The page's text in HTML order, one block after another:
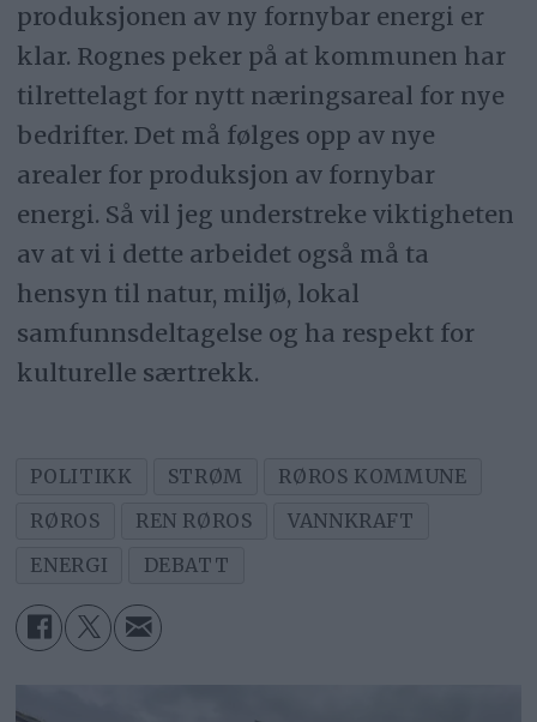
produksjonen av ny fornybar energi er
klar. Rognes peker på at kommunen har
tilrettelagt for nytt næringsareal for nye
bedrifter. Det må følges opp av nye
arealer for produksjon av fornybar
energi. Så vil jeg understreke viktigheten
av at vi i dette arbeidet også må ta
hensyn til natur, miljø, lokal
samfunnsdeltagelse og ha respekt for
kulturelle særtrekk.
POLITIKK STRØM
RØROS KOMMUNE
RØROS
REN RØROS
VANNKRAFT
ENERGI
DEBATT